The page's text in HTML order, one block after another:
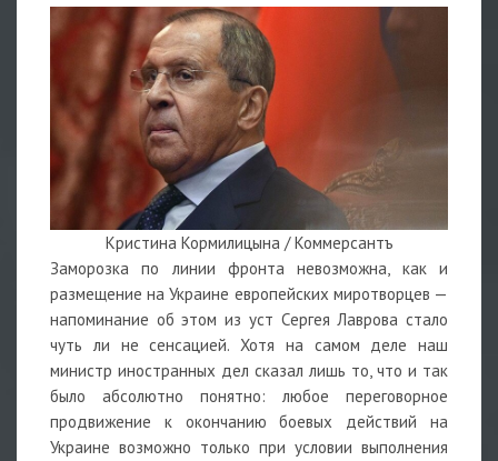
Кристина Кормилицына / Коммерсантъ
Заморозка по линии фронта невозможна, как и
размещение на Украине европейских миротворцев —
напоминание об этом из уст Сергея Лаврова стало
чуть ли не сенсацией. Хотя на самом деле наш
министр иностранных дел сказал лишь то, что и так
было абсолютно понятно: любое переговорное
продвижение к окончанию боевых действий на
Украине возможно только при условии выполнения